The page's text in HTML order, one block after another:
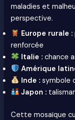
maladies et
perspective.
Europe rurale :
renforcée
Italie : chance
Amérique
Inde : symbole
Japon :
Cette mosaïque